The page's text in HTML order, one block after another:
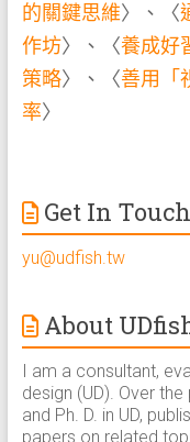
的關鍵思維〉、〈
作坊〉、〈養成好
策略〉、〈善用「
率〉
Get In Touch
yu@udfish.tw
About
I am a consultant,
design (UD). Over
and Ph. D. in UD,
papers on related